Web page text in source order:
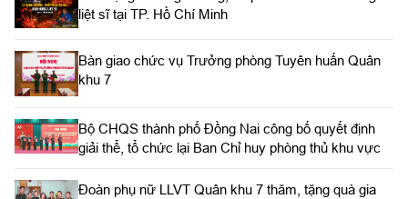
liệt sĩ tại TP. Hồ Chí Minh
Bàn giao chức vụ Trưởng phòng Tuyên huấn Quân
khu 7
Bộ CHQS thành phố Đồng Nai công bố quyết định
giải thể, tổ chức lại Ban Chỉ huy phòng thủ khu vực
Đoàn phụ nữ LLVT Quân khu 7 thăm, tặng quà gia